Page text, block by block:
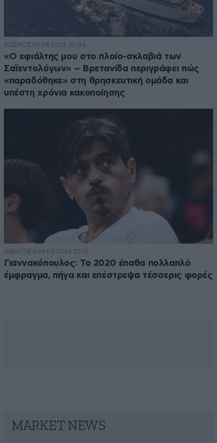
ΚΟΣΜΟΣ09·08·2026 20:04
«Ο εφιάλτης μου στο πλοίο-σκλαβιά των
Σαϊεντολόγων» – Βρετανίδα περιγράφει πώς
«παραδόθηκε» στη θρησκευτική ομάδα και
υπέστη χρόνια κακοποίησης
ΑΘΛΗΤΙΚΑ09·08·2026 20:15
Γιαννακόπουλος: Το 2020 έπαθα πολλαπλό
έμφραγμα, πήγα και επέστρεψα τέσσερις φορές
MARKET NEWS